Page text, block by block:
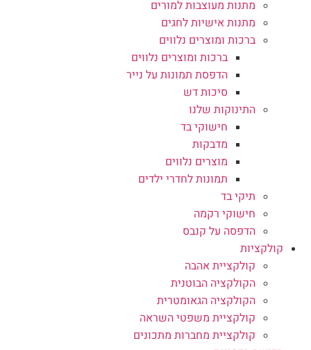
מתנות מעוצבות למורים
מתנות אישיות לחגים
ברכות ומוצרים נלווים
ברכות ומוצרים נלווים
הדפסת תמונות על נייר
סיכות דש
התינוקות שלנו
חישוקי בד
מדבקות
מוצרים נלווים
תמונות לחדרי ילדים
תיקי בד
חישוקי רקמה
הדפסה על קנבס
קולקציות
קולקציית אהבה
הקולקציה הבוטנית
הקולקציה הגאומטרית
קולקציית משפטי השראה
קולקציית מחברות מתכונים